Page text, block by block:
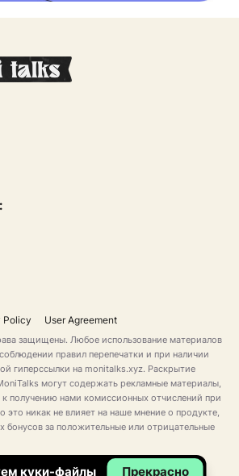
Policy User Agreement
защищены. Любое использование материалов
правил перепечатки и при наличии
гиперссылки на monitalks.xyz. Раскрытие
могут содержать рекламные материалы,
получению нами комиссионных отчислений при
это никак не влияет на наше мнение о продукте,
бонусов за положительные или отрицательные
куки-файлы Прекрасно